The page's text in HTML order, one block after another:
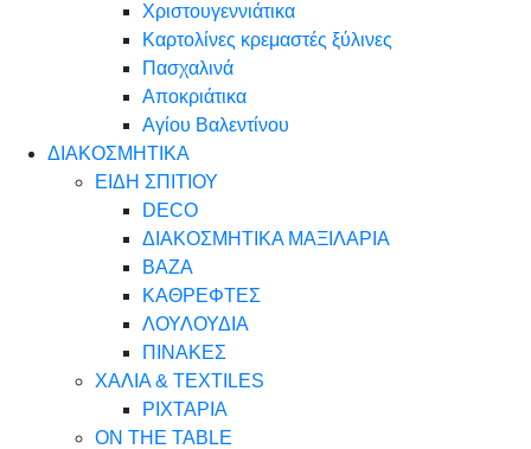
Χριστουγεννιάτικα
Καρτολίνες κρεμαστές ξύλινες
Πασχαλινά
Αποκριάτικα
Αγίου Βαλεντίνου
ΔΙΑΚΟΣΜΗΤΙΚΑ
ΕΙΔΗ ΣΠΙΤΙΟΥ
DECO
ΔΙΑΚΟΣΜΗΤΙΚΑ ΜΑΞΙΛΑΡΙΑ
ΒΑΖΑ
ΚΑΘΡΕΦΤΕΣ
ΛΟΥΛΟΥΔΙΑ
ΠΙΝΑΚΕΣ
ΧΑΛΙΑ & TEXTILES
ΡΙΧΤΑΡΙΑ
ON THE TABLE